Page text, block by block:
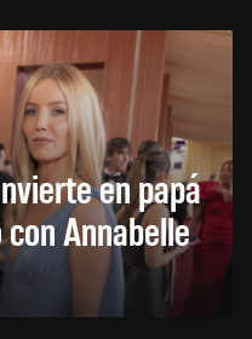
en papá
Annabelle